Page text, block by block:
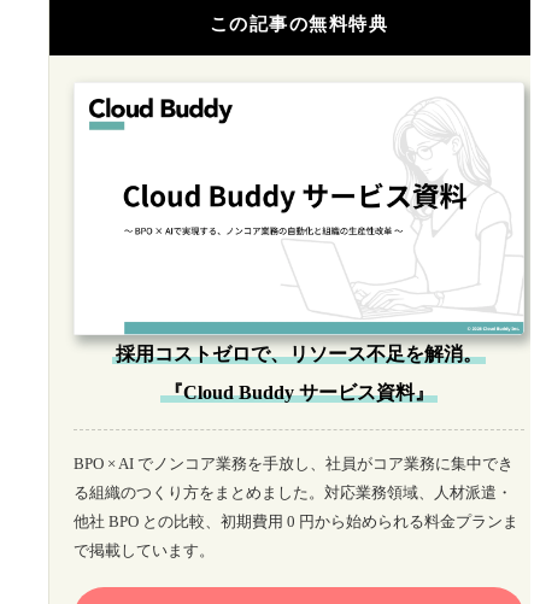
この記事の無料特典
採用コストゼロで、リソース不足を解消。
『Cloud Buddy サービス資料』
BPO × AI でノンコア業務を手放し、社員がコア業務に集中でき
る組織のつくり方をまとめました。対応業務領域、人材派遣・
他社 BPO との比較、初期費用 0 円から始められる料金プランま
で掲載しています。